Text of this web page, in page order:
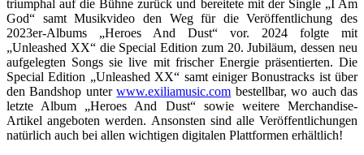
triumphal auf die Bühne zurück und bereitete mit der Single „I Am
God“ samt Musikvideo den Weg für die Veröffentlichung des
2023er-Albums „Heroes And Dust“ vor. 2024 folgte mit
„Unleashed XX“ die Special Edition zum 20. Jubiläum, dessen neu
aufgelegten Songs sie live mit frischer Energie präsentierten. Die
Special Edition „Unleashed XX“ samt einiger Bonustracks ist über
den Bandshop unterwww.exiliamusic.com bestellbar, wo auch das
letzte Album „Heroes And Dust“ sowie weitere Merchandise-
Artikel angeboten werden. Ansonsten sind alle Veröffentlichungen
natürlich auch bei allen wichtigen digitalen Plattformen erhältlich!